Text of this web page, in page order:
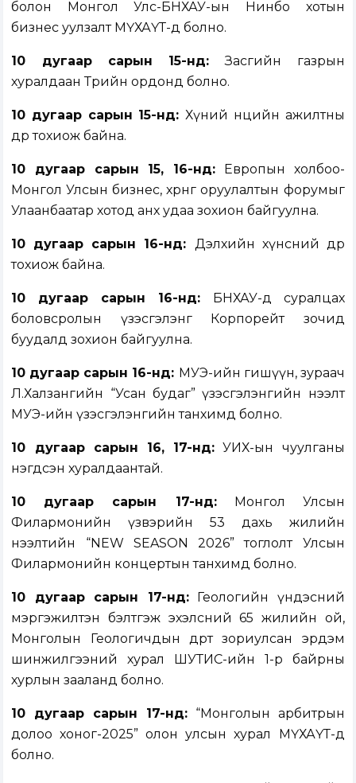
болон Монгол Улс-БНХАУ-ын Нинбо хотын
бизнес уулзалт МҮХАҮТ-д болно.
10 дугаар сарын 15-нд:Засгийн газрын
хуралдаан Төрийн ордонд болно.
10 дугаар сарын 15-нд:Хүний нөөцийн ажилтны
өдөр тохиож байна.
10 дугаар сарын 15, 16-нд: Европын холбоо-
Монгол Улсын бизнес, хөрөнгө оруулалтын форумыг
Улаанбаатар хотод анх удаа зохион байгуулна.
10 дугаар сарын 16-нд: Дэлхийн хүнсний өдөр
тохиож байна.
10 дугаар сарын 16-нд: БНХАУ-д суралцах
боловсролын үзэсгэлэнг Корпорейт зочид
буудалд зохион байгуулна.
10 дугаар сарын 16-нд: МУЭ-ийн гишүүн, зураач
Л.Халзангийн “Усан будаг” үзэсгэлэнгийн нээлт
МУЭ-ийн үзэсгэлэнгийн танхимд болно.
10 дугаар сарын 16, 17-нд: УИХ-ын чуулганы
нэгдсэн хуралдаантай.
10 дугаар сарын 17-нд:Монгол Улсын
Филармонийн үзвэрийн 53 дахь жилийн
нээлтийн “NEW SEASON 2026” тоглолт Улсын
Филармонийн концертын танхимд болно.
10 дугаар сарын 17-нд:Геологийн үндэсний
мэргэжилтэн бэлтгэж эхэлсний 65 жилийн ой,
Монголын Геологичдын өдөрт зориулсан эрдэм
шинжилгээний хурал ШУТИС-ийн 1-р байрны
хурлын зааланд болно.
10 дугаар сарын 17-нд:“Монголын арбитрын
долоо хоног-2025” олон улсын хурал МҮХАҮТ-д
болно.